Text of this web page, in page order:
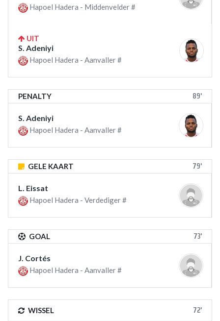
Hapoel Hadera - Middenvelder #
UIT
S. Adeniyi
Hapoel Hadera - Aanvaller #
PENALTY 89'
S. Adeniyi
Hapoel Hadera - Aanvaller #
GELE KAART 79'
L. Eissat
Hapoel Hadera - Verdediger #
GOAL 73'
J. Cortés
Hapoel Hadera - Aanvaller #
WISSEL 72'